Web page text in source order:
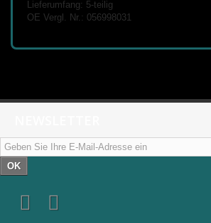
Lieferumfang: 5-teilig
OE Vergl. Nr.: 056998031
OK